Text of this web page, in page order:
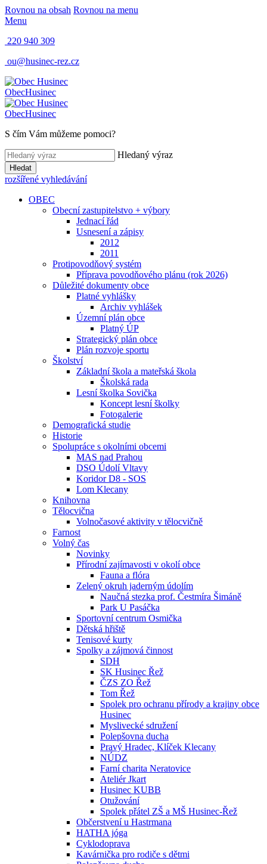
Rovnou na obsah Rovnou na menu
Menu
220 940 309
ou@husinec-rez.cz
ObecHusinec
ObecHusinec
S čím Vám můžeme pomoci?
Hledaný výraz
Hledat
rozšířené vyhledávání
OBEC
Obecní zastupitelstvo + výbory
Jednací řád
Usnesení a zápisy
2012
2011
Protipovodňový systém
Příprava povodňového plánu (rok 2026)
Důležité dokumenty obce
Platné vyhlášky
Archiv vyhlášek
Územní plán obce
Platný ÚP
Strategický plán obce
Plán rozvoje sportu
Školství
Základní škola a mateřská škola
Školská rada
Lesní školka Sovička
Koncept lesní školky
Fotogalerie
Demografická studie
Historie
Spolupráce s okolními obcemi
MAS nad Prahou
DSO Údolí Vltavy
Koridor D8 - SOS
Lom Klecany
Knihovna
Tělocvična
Volnočasové aktivity v tělocvičně
Farnost
Volný čas
Novinky
Přírodní zajímavosti v okolí obce
Fauna a flóra
Zelený okruh jaderným údolím
Naučná stezka prof. Čestmíra Šimáně
Park U Pasáčka
Sportovní centrum Osmička
Dětská hřiště
Tenisové kurty
Spolky a zájmová činnost
SDH
SK Husinec Řež
ČZS ZO Řež
Tom Řež
Spolek pro ochranu přírody a krajiny obce
Husinec
Myslivecké sdružení
Polepšovna ducha
Pravý Hradec, Klíček Klecany
NÚDZ
Farní charita Neratovice
Ateliér Jkart
Husinec KUBB
Otužování
Spolek přátel ZŠ a MŠ Husinec-Řež
Občerstvení u Hastrmana
HATHA jóga
Cyklodoprava
Kavárnička pro rodiče s dětmi